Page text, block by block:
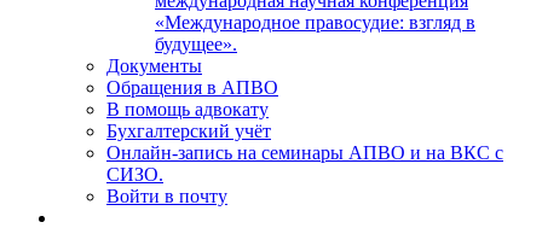
«Международное правосудие: взгляд в
будущее».
Документы
Обращения в АПВО
В помощь адвокату
Бухгалтерский учёт
Онлайн-запись на семинары АПВО и на ВКС с
СИЗО.
Войти в почту